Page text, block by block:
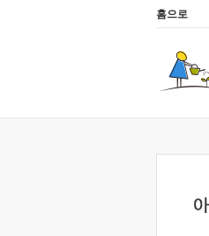
홈으로